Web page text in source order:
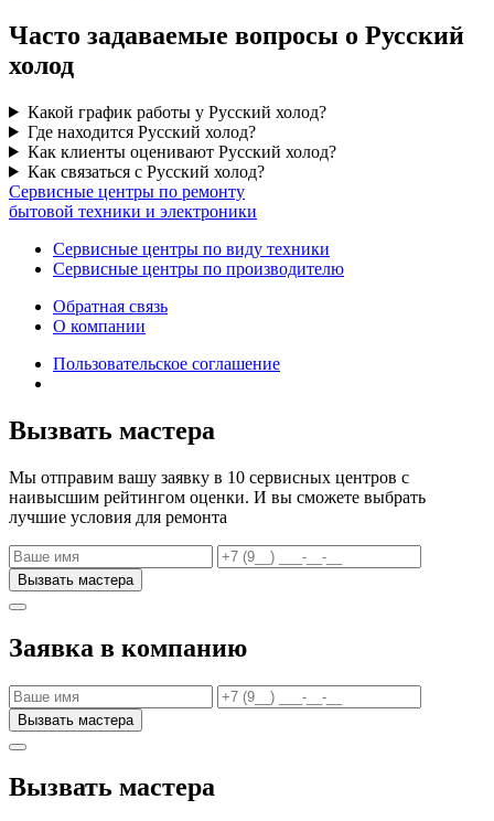
Часто задаваемые вопросы о Русский
холод
Какой график работы у Русский холод?
Где находится Русский холод?
Как клиенты оценивают Русский холод?
Как связаться с Русский холод?
Сервисные центры по ремонту
бытовой техники и электроники
Сервисные центры по виду техники
Сервисные центры по производителю
Обратная связь
О компании
Пользовательское соглашение
Вызвать мастера
Мы отправим вашу заявку в 10 сервисных центров с
наивысшим рейтингом оценки. И вы сможете выбрать
лучшие условия для ремонта
Заявка в компанию
Вызвать мастера